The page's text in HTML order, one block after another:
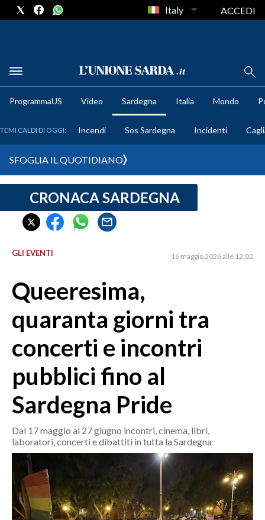
METEO
CRONACA SARDEGNA
CAGLIARI
SULCIS IGLESIENTE
ORISTANO E PROVINCIA
SASSARI E PROVINCIA
GALLURA
NUORO E PROVINCIA
OGLIASTRA
AGENDA
CRONACA
MONDO
POLITICA
ECONOMIA
Italy ACCEDI
ProgrammaUS Video Sardegna Italia Mondo
TEMI CALDI DI OGGI: Incendi Sos Sardegna Incidenti
SFOGLIA IL QUOTIDIANO
CRONACA SARDEGNA
GLI EVENTI 16 maggio 2026 alle 12:02
Queeresima,
quaranta giorni tra
concerti e incontri
pubblici fino al
Sardegna Pride
Dal 17 maggio al 27 giugno incontri, cinema, libri,
laboratori, concerti e dibattiti in tutta la Sardegna